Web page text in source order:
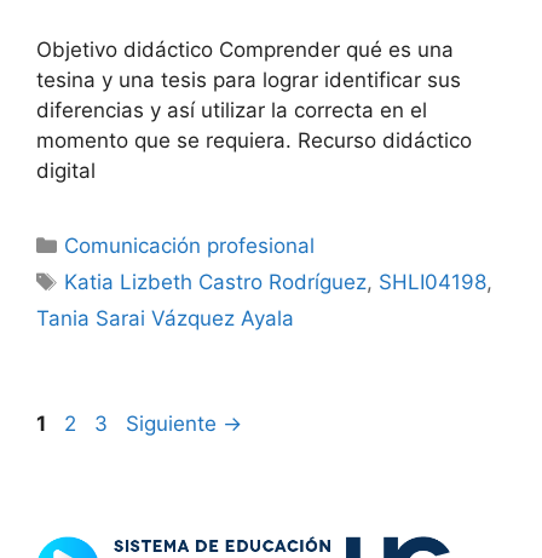
Objetivo didáctico Comprender qué es una
tesina y una tesis para lograr identificar sus
diferencias y así utilizar la correcta en el
momento que se requiera. Recurso didáctico
digital
Categorías
Comunicación profesional
Etiquetas
Katia Lizbeth Castro Rodríguez, SHLI04198,
Tania Sarai Vázquez Ayala
Página
1 Página
2 Página
3 Siguiente →